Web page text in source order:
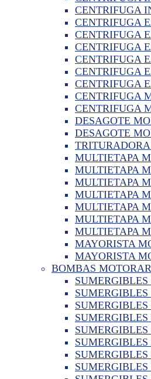
CENTRIFUGA
CENTRIFUGA
CENTRIFUGA
CENTRIFUGA
CENTRIFUGA
CENTRIFUGA
CENTRIFUGA
CENTRIFUGA
CENTRIFUGA
DESAGOTE
DESAGOTE
MULTIETAPA
MULTIETAPA
MULTIETAPA
MULTIETAPA
MULTIETAPA
MULTIETAPA
MULTIETAPA
MAYORISTA
MAYORISTA
BOMBAS